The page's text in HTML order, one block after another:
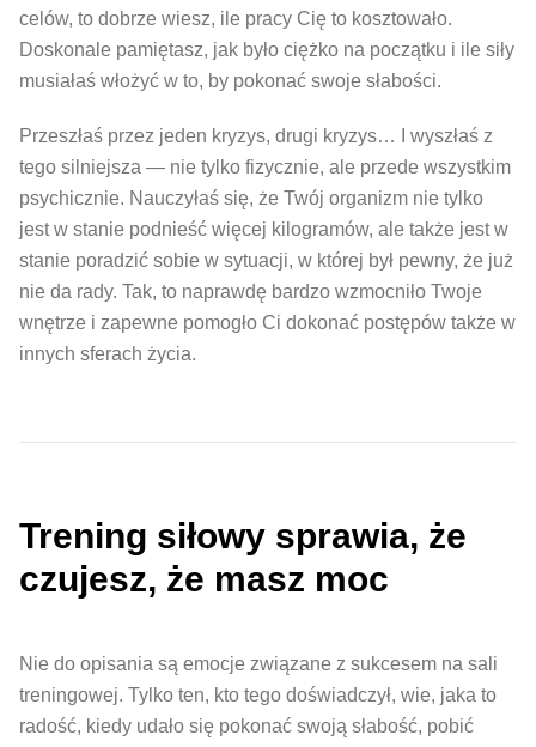
celów, to dobrze wiesz, ile pracy Cię to kosztowało.
Doskonale pamiętasz, jak było ciężko na początku i ile siły
musiałaś włożyć w to, by pokonać swoje słabości.
Przeszłaś przez jeden kryzys, drugi kryzys… I wyszłaś z
tego silniejsza — nie tylko fizycznie, ale przede wszystkim
psychicznie. Nauczyłaś się, że Twój organizm nie tylko
jest w stanie podnieść więcej kilogramów, ale także jest w
stanie poradzić sobie w sytuacji, w której był pewny, że już
nie da rady. Tak, to naprawdę bardzo wzmocniło Twoje
wnętrze i zapewne pomogło Ci dokonać postępów także w
innych sferach życia.
Trening siłowy sprawia, że
czujesz, że masz moc
Nie do opisania są emocje związane z sukcesem na sali
treningowej. Tylko ten, kto tego doświadczył, wie, jaka to
radość, kiedy udało się pokonać swoją słabość, pobić